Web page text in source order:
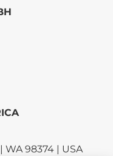
WA 98374 | USA